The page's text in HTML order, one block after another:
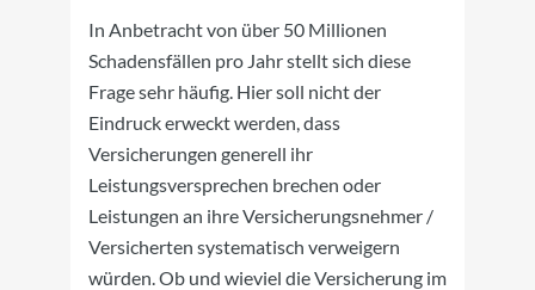
In Anbetracht von über 50 Millionen
Schadensfällen pro Jahr stellt sich diese
Frage sehr häufig. Hier soll nicht der
Eindruck erweckt werden, dass
Versicherungen generell ihr
Leistungsversprechen brechen oder
Leistungen an ihre Versicherungsnehmer /
Versicherten systematisch verweigern
würden. Ob und wieviel die Versicherung im